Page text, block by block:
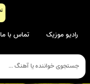
رادیو موزیک تماس با ما